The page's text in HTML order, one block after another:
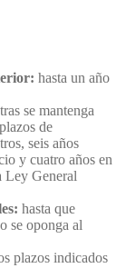
hasta un año
se mantenga
de
seis años
y cuatro años en
Ley General
hasta que
se oponga al
plazos indicados